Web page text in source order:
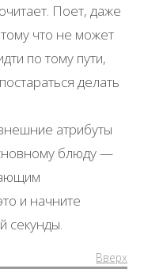
Поет, даже
что не может
по тому пути,
делать
атрибуты
блюду —
и начните
секунды.
Вверх